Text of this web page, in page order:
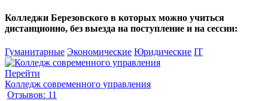
Колледжи Березовского в которых можно учиться
дистанционно, без выезда на поступление и на сессии:
Гуманитарные Экономические Юридические IT
Перейти
Колледж современного управления
Отзывов: 11